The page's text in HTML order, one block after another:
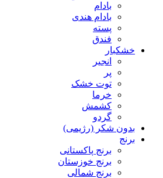
بادام
بادام هندی
پسته
فندق
خشکبار
انجیر
پر
توت خشک
خرما
کشمش
گردو
بدون شکر (رژیمی)
برنج
برنج پاکستانی
برنج خوزستان
برنج شمالی